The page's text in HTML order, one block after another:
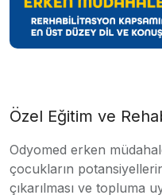
Özel Eğitim ve
Odyomed erken
çocukların
çıkarılması ve topluma